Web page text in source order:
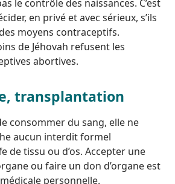
le contrôle des naissances. C’est
en privé et avec sérieux, s’ils
moyens contraceptifs.
de Jéhovah refusent les
abortives.
transplantation
consommer du sang, elle ne
aucun interdit formel
de tissu ou d’os. Accepter une
ou faire un don d’organe est
personnelle.